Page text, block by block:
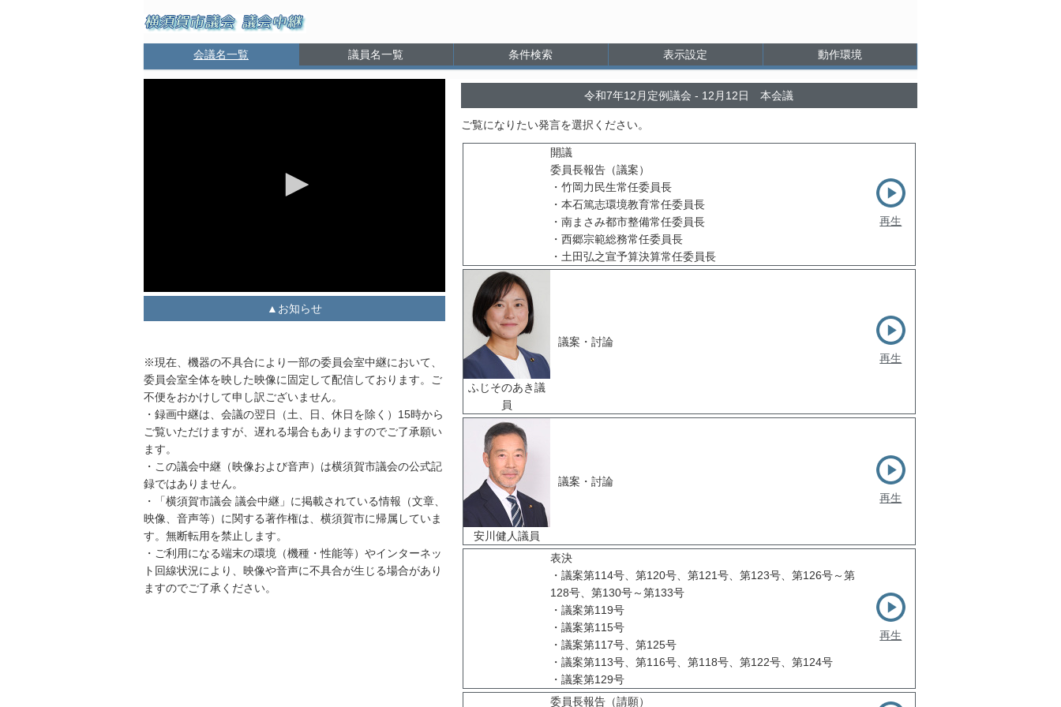
会議名一覧 議員名一覧 条件検索 表示設定 動作環境
お知らせ
※現在、機器の不具合により一部の委員会室中継において、
委員会室全体を映した映像に固定して配信しております。ご
不便をおかけして申し訳ございません。
・録画中継は、会議の翌日（土、日、休日を除く）15時から
ご覧いただけますが、遅れる場合もありますのでご了承願い
ます。
・この議会中継（映像および音声）は横須賀市議会の公式記
録ではありません。
・「横須賀市議会 議会中継」に掲載されている情報（文章、
映像、音声等）に関する著作権は、横須賀市に帰属していま
す。無断転用を禁止します。
・ご利用になる端末の環境（機種・性能等）やインターネッ
ト回線状況により、映像や音声に不具合が生じる場合があり
ますのでご了承ください。
令和7年12月定例議会 12月12日 本会議
ご覧になりたい発言を選択ください。
開議
委員長報告（議案）
・竹岡力民生常任委員長
・本石篤志環境教育常任委員長
・南まさみ都市整備常任委員長
・西郷宗範総務常任委員長
・土田弘之宣予算決算常任委員長
再生
ふじそのあき議
員
議案・討論
再生
安川健人議員
議案・討論
再生
表決
・議案第114号、第120号、第121号、第123号、第126号～第
128号、第130号～第133号
・議案第119号
・議案第115号
・議案第117号、第125号
・議案第113号、第116号、第118号、第122号、第124号
・議案第129号
再生
委員長報告（請願）